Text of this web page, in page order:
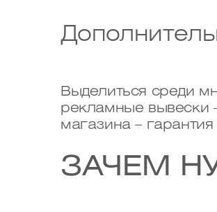
Выделиться среди
рекламные вывески
магазина –
ЗАЧЕМ